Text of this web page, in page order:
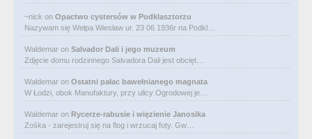
~nick on Opactwo cystersów w Podklasztorzu
Nazywam się Wełpa Wiesław ur. 23 06 1936r na Podkl…
Waldemar on Salvador Dali i jego muzeum
Zdjęcie domu rodzinnego Salvadora Dali jest obcięt…
Waldemar on Ostatni pałac bawełnianego magnata
W Łodzi, obok Manufaktury, przy ulicy Ogrodowej je…
Waldemar on Rycerze-rabusie i więzienie Janosika
Zośka - zarejestruj się na flog i wrzucaj foty. Gw…